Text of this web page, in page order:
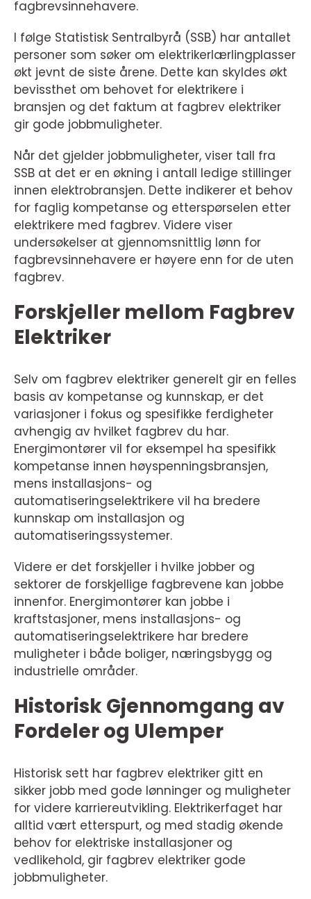
fagbrevsinnehavere.
I følge Statistisk Sentralbyrå (SSB) har antallet
personer som søker om elektrikerlærlingplasser
økt jevnt de siste årene. Dette kan skyldes økt
bevissthet om behovet for elektrikere i
bransjen og det faktum at fagbrev elektriker
gir gode jobbmuligheter.
Når det gjelder jobbmuligheter, viser tall fra
SSB at det er en økning i antall ledige stillinger
innen elektrobransjen. Dette indikerer et behov
for faglig kompetanse og etterspørselen etter
elektrikere med fagbrev. Videre viser
undersøkelser at gjennomsnittlig lønn for
fagbrevsinnehavere er høyere enn for de uten
fagbrev.
Forskjeller mellom Fagbrev
Elektriker
Selv om fagbrev elektriker generelt gir en felles
basis av kompetanse og kunnskap, er det
variasjoner i fokus og spesifikke ferdigheter
avhengig av hvilket fagbrev du har.
Energimontører vil for eksempel ha spesifikk
kompetanse innen høyspenningsbransjen,
mens installasjons- og
automatiseringselektrikere vil ha bredere
kunnskap om installasjon og
automatiseringssystemer.
Videre er det forskjeller i hvilke jobber og
sektorer de forskjellige fagbrevene kan jobbe
innenfor. Energimontører kan jobbe i
kraftstasjoner, mens installasjons- og
automatiseringselektrikere har bredere
muligheter i både boliger, næringsbygg og
industrielle områder.
Historisk Gjennomgang av
Fordeler og Ulemper
Historisk sett har fagbrev elektriker gitt en
sikker jobb med gode lønninger og muligheter
for videre karriereutvikling. Elektrikerfaget har
alltid vært etterspurt, og med stadig økende
behov for elektriske installasjoner og
vedlikehold, gir fagbrev elektriker gode
jobbmuligheter.